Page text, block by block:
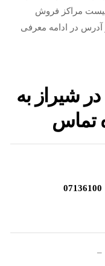
لیست مراکز فروش
آدرس در ادامه معرفی
شیراز به
تماس
07136100
–